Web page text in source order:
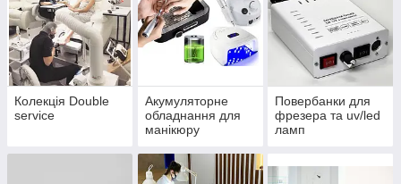
Колекція Double
service
Акумуляторне
обладнання для
манікюру
Повербанки для
фрезера та uv/led
ламп